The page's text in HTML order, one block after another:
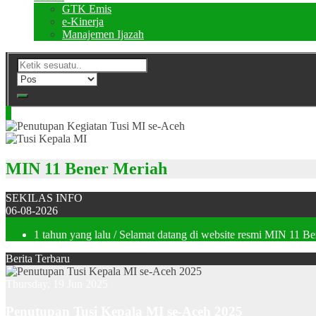
GTK Emis
e-Kinerja
Manajemen Ijazah
MIN 11 Bener Meriah
SEKILAS INFO
06-08-2026
1 tahun yang lalu / Selamat datang di website resmi MIN 11
Berita Terbaru